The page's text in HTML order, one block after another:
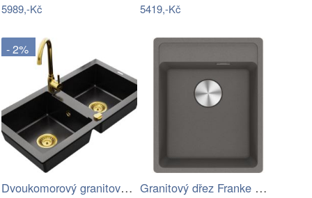
5989,-Kč 5419,-Kč
- 2%
Dvoukomorový granitový dřez MEXEN MARIO… Granitový dřez Franke MRG 610-37 RTL…